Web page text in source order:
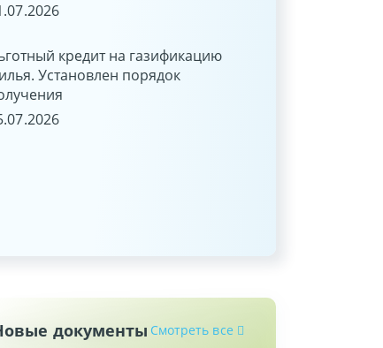
кредит на газификацию
Установлен порядок
документы Смотреть все